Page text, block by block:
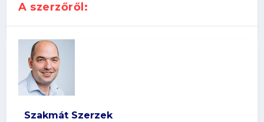
A szerzőről:
Szakmát Szerzek